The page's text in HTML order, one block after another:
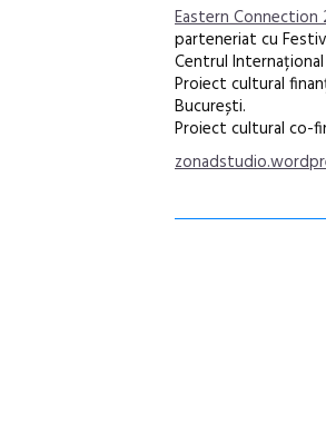
Eastern Connection
parteneriat cu
Centrul
Proiect cultural
București.
Proiect cultural co-